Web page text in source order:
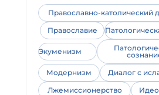
Православно-католический
Православие
Экуменизм
Модернизм
Диалог с
Лжемиссионерство